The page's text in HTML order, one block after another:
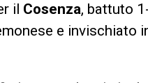
il Cosenza, battuto
e invischiato